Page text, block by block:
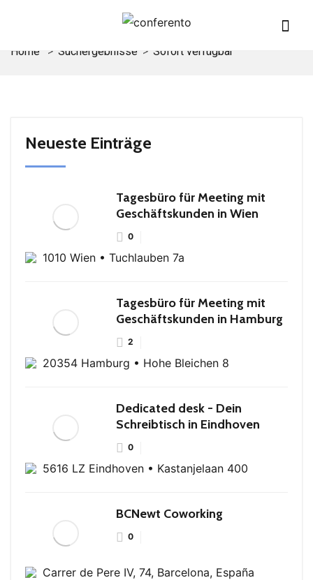
Home Suchergebnisse Sofort verfügbar
Neueste Einträge
Tagesbüro für Meeting mit
Geschäftskunden in Wien
0
1010 Wien • Tuchlauben 7a
Tagesbüro für Meeting mit
Geschäftskunden in Hamburg
2
20354 Hamburg • Hohe Bleichen 8
Dedicated desk - Dein
Schreibtisch in Eindhoven
0
5616 LZ Eindhoven • Kastanjelaan 400
BCNewt Coworking
0
Carrer de Pere IV, 74, Barcelona, España